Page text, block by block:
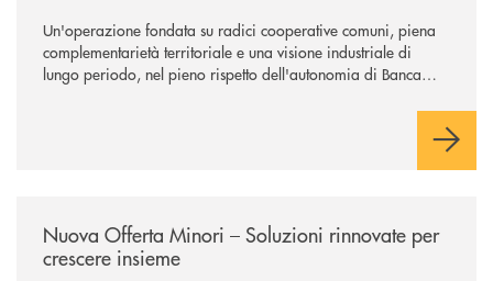
Un'operazione fondata su radici cooperative comuni, piena
complementarietà territoriale e una visione industriale di
lungo periodo, nel pieno rispetto dell'autonomia di Banca
negoziazione esclusiva per la finalizzazione dell’operazione.
Nuova Offerta Minori – Soluzioni rinnovate per
crescere insieme